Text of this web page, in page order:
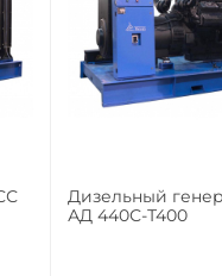
Дизельный
АД 440С-Т400